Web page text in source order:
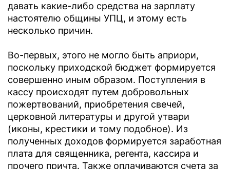
давать какие-либо средства на зарплату
настоятелю общины УПЦ, и этому есть
несколько причин.
Во-первых, этого не могло быть априори,
поскольку приходской бюджет формируется
совершенно иным образом. Поступления в
кассу происходят путем добровольных
пожертвований, приобретения свечей,
церковной литературы и другой утвари
(иконы, крестики и тому подобное). Из
полученных доходов формируется заработная
плата для священника, регента, кассира и
прочего причта. Также оплачиваются счета за